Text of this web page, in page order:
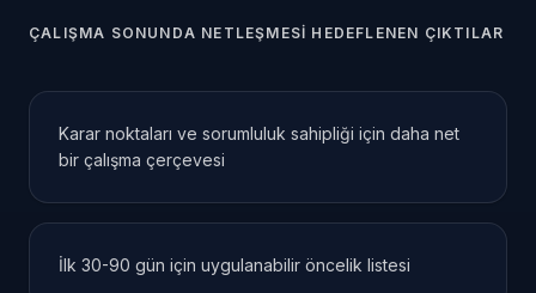
ÇALIŞMA SONUNDA NETLEŞMESI HEDEFLENEN ÇIKTILAR
Karar noktaları ve sorumluluk sahipliği için daha net
bir çalışma çerçevesi
İlk 30-90 gün için uygulanabilir öncelik listesi